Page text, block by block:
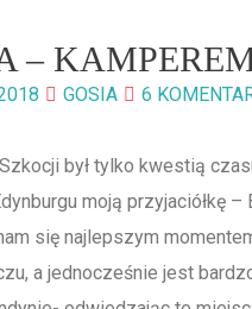
–
GOSIA 6
był tylko kwestią
moją przyjaciółkę
się najlepszym
a jednocześnie jest